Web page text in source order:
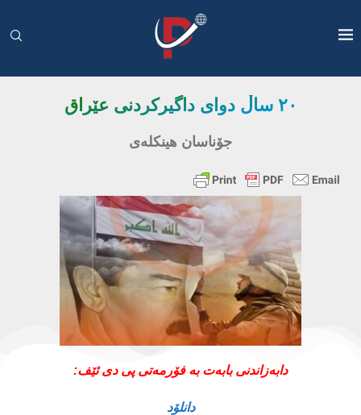
٢٠ ساڵ دوای داگیرکردنی عێراق
جۆناسان هینکلەی
دابەزاندنی بابەت بە فۆرمەتی پی دی ئێف:
دانلۆد